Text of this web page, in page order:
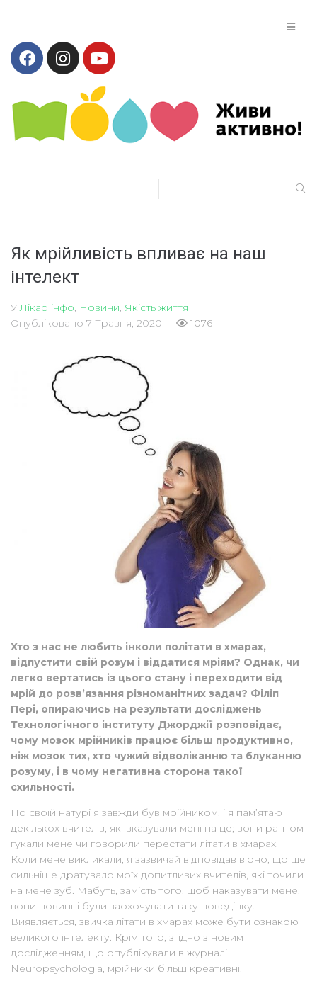
Як мрійливість впливає на наш
інтелект
У Лікар інфо Новини Якість життя
Опубліковано 7 Травня, 2020 1076
Хто з нас не любить інколи політати в хмарах,
відпустити свій розум і віддатися мріям? Однак, чи
легко вертатись із цього стану і переходити від
мрій до розв’язання різноманітних задач? Філіп
Пері, опираючись на результати досліджень
Технологічного інституту Джорджії розповідає,
чому мозок мрійників працює більш продуктивно,
ніж мозок тих, хто чужий відволіканню та блуканню
розуму, і в чому негативна сторона такої
схильності.
По своїй натурі я завжди був мрійником, і я пам’ятаю
декількох вчителів, які вказували мені на це; вони раптом
гукали мене чи говорили перестати літати в хмарах.
Коли мене викликали, я зазвичай відповідав вірно, що ще
сильніше дратувало моїх допитливих вчителів, які точили
на мене зуб. Мабуть, замість того, щоб наказувати мене,
вони повинні були заохочувати таку поведінку.
Виявляється, звичка літати в хмарах може бути ознакою
великого інтелекту. Крім того, згідно з новим
дослідженням, що опублікували в журналі
Neuropsychologia, мрійники більш креативні.